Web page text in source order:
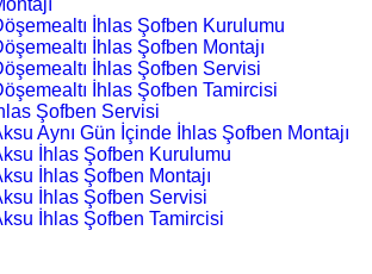
İhlas Şofben Kurulumu
İhlas Şofben Montajı
İhlas Şofben Servisi
İhlas Şofben Tamircisi
Şofben Servisi
Aynı Gün İçinde İhlas Şofben Montajı
İhlas Şofben Kurulumu
İhlas Şofben Montajı
İhlas Şofben Servisi
İhlas Şofben Tamircisi